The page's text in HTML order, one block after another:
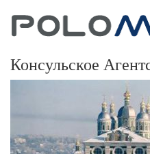
Консульское